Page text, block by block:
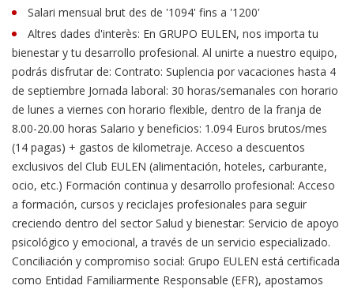
Salari mensual brut des de '1094' fins a '1200'
Altres dades d'interès: En GRUPO EULEN, nos importa tu
bienestar y tu desarrollo profesional. Al unirte a nuestro equipo,
podrás disfrutar de: Contrato: Suplencia por vacaciones hasta 4
de septiembre Jornada laboral: 30 horas/semanales con horario
de lunes a viernes con horario flexible, dentro de la franja de
8.00-20.00 horas Salario y beneficios: 1.094 Euros brutos/mes
(14 pagas) + gastos de kilometraje. Acceso a descuentos
exclusivos del Club EULEN (alimentación, hoteles, carburante,
ocio, etc.) Formación continua y desarrollo profesional: Acceso
a formación, cursos y reciclajes profesionales para seguir
creciendo dentro del sector Salud y bienestar: Servicio de apoyo
psicológico y emocional, a través de un servicio especializado.
Conciliación y compromiso social: Grupo EULEN está certificada
como Entidad Familiarmente Responsable (EFR), apostamos